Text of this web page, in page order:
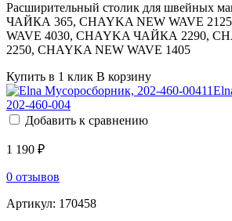
Расширительный столик для швейных
ЧАЙКА 365, CHAYKA NEW WAVE
WAVE 4030, CHAYKA ЧАЙКА 2290,
2250, CHAYKA NEW WAVE 1405
Купить в 1 клик В корзину
202-460-004
Добавить к сравнению
1 190 ₽
0 отзывов
Артикул: 170458